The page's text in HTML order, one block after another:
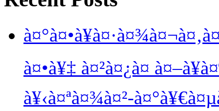
à¤•à¥‡ à¤²à¤¿à¤
à¥‹à¤ªà¤¾à¤²-